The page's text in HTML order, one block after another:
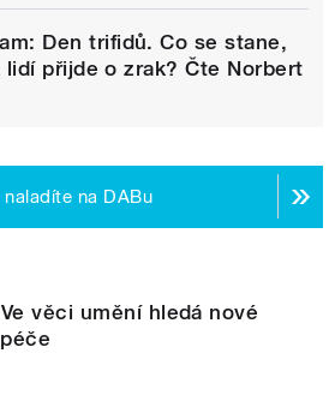
Den trifidů. Co se stane,
lidí přijde o zrak? Čte Norbert
na DABu
věci umění hledá nové